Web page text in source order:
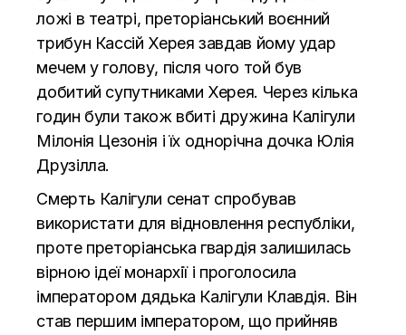
ложі в театрі, преторіанський воєнний
трибун Кассій Херея завдав йому удар
мечем у голову, після чого той був
добитий супутниками Херея. Через кілька
годин були також вбиті дружина Калігули
Мілонія Цезонія і їх однорічна дочка Юлія
Друзілла.
Смерть Калігули сенат спробував
використати для відновлення республіки,
проте преторіанська гвардія залишилась
вірною ідеї монархії і проголосила
імператором дядька Калігули Клавдія. Він
став першим імператором, що прийняв